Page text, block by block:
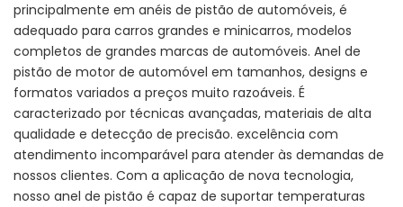
principalmente em anéis de pistão de automóveis, é
adequado para carros grandes e minicarros, modelos
completos de grandes marcas de automóveis. Anel de
pistão de motor de automóvel em tamanhos, designs e
formatos variados a preços muito razoáveis. É
caracterizado por técnicas avançadas, materiais de alta
qualidade e detecção de precisão. excelência com
atendimento incomparável para atender às demandas de
nossos clientes. Com a aplicação de nova tecnologia,
nosso anel de pistão é capaz de suportar temperaturas